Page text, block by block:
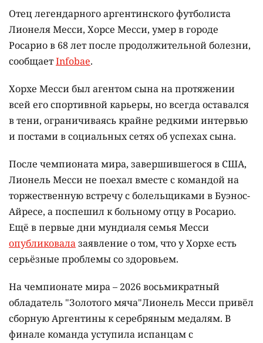
Отец легендарного аргентинского футболиста
Лионеля Месси, Хорсе Месси, умер в городе
Росарио в 68 лет после продолжительной болезни,
сообщаетInfobae.
Хорхе Месси был агентом сына на протяжении
всей его спортивной карьеры, но всегда оставался
в тени, ограничиваясь крайне редкими интервью
и постами в социальных сетях об успехах сына.
После чемпионата мира, завершившегося в США,
Лионель Месси не поехал вместе с командой на
торжественную встречу с болельщиками в Буэнос-
Айресе, а поспешил к больному отцу в Росарио.
Ещё в первые дни мундиаля семья Месси
опубликовалазаявление о том, что у Хорхе есть
серьёзные проблемы со здоровьем.
На чемпионате мира – 2026 восьмикратный
обладатель "Золотого мяча"Лионель Месси привёл
сборную Аргентины к серебряным медалям. В
финале команда уступила испанцам с